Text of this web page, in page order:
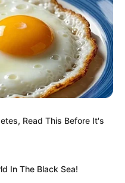
Read This Before It's
In The Black Sea!